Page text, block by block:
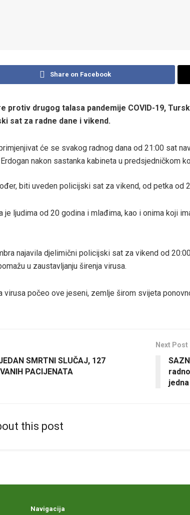
Share on Facebook
protiv drugog talasa pandemije COVID-19,
sat za radne dane i vikend.
će se svakog radnog dana od 21:00 sat
nakon sastanka kabineta u predsjedničkom
biti uveden policijski sat za vikend, od petka od
je ljudima od 20 godina i mlađima, kao i onima koji
najavila djelimični policijski sat za vikend od
u zaustavljanju širenja virusa.
virusa počeo ove jeseni, zemlje širom svijeta
SMRTNI SLUČAJ, 127
PACIJENATA
Next Post
jedna
this post
Navigacija